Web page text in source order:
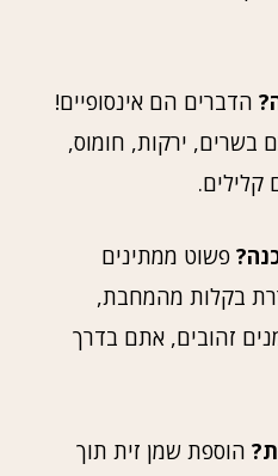
הדברים הם אינסופיים!
ירקות, חומוס,
קלילים.
פשוט ממתינים
בקלות מהמחבת,
זהובים, אתם בדרך
הוספת שמן זית תוך